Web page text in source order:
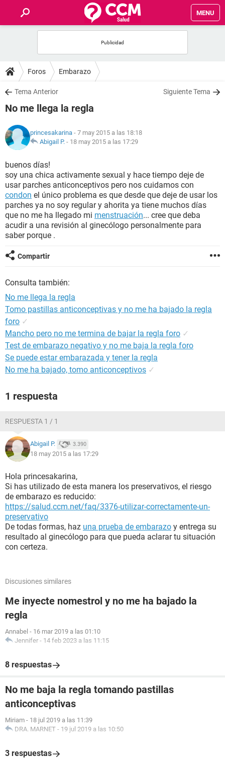
MENU
FOROS
SALUD
NUTRICIÓN
BIENESTAR
SEXUALIDAD
GLOSARIO
Foros Embarazo
Tema Anterior Siguiente Tema
No me llega la regla
princesakarina - 7 may 2015 a las 18:18
Abigail P. - 18 may 2015 a las 17:29
buenos días!
soy una chica activamente sexual y hace tiempo deje de
usar parches anticonceptivos pero nos cuidamos con
condon el único problema es que desde que deje de usar los
parches ya no soy regular y ahorita ya tiene muchos días
que no me ha llegado mi menstruación... cree que deba
acudir a una revisión al ginecólogo personalmente para
saber porque .
Compartir
Consulta también:
No me llega la regla
Tomo pastillas anticonceptivas y no me ha bajado la regla
foro ✓
Mancho pero no me termina de bajar la regla foro ✓
Test de embarazo negativo y no me baja la regla foro
Se puede estar embarazada y tener la regla
No me ha bajado, tomo anticonceptivos ✓
1 respuesta
RESPUESTA 1 / 1
Abigail P. 3.390
18 may 2015 a las 17:29
Hola princesakarina,
Si has utilizado de esta manera los preservativos, el riesgo
de embarazo es reducido:
https://salud.ccm.net/faq/3376-utilizar-correctamente-un-
preservativo
De todas formas, haz una prueba de embarazo y entrega su
resultado al ginecólogo para que pueda aclarar tu situación
con certeza.
Discusiones similares
Me inyecte nomestrol y no me ha bajado la
regla
Annabel - 16 mar 2019 a las 01:10
Jennifer - 14 feb 2023 a las 11:15
8 respuestas
No me baja la regla tomando pastillas
anticonceptivas
Miriam - 18 jul 2019 a las 11:39
DRA. MARNET - 19 jul 2019 a las 10:50
3 respuestas